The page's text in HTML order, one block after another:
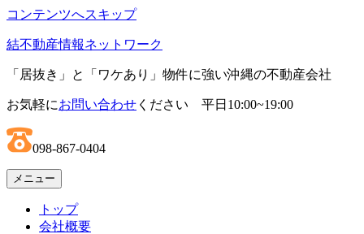
コンテンツへスキップ
結不動産情報ネットワーク
「居抜き」と「ワケあり」物件に強い沖縄の不動産会社
お気軽にお問い合わせ ください 平日10:00~19:00
098-867-0404
メニュー
トップ
会社概要